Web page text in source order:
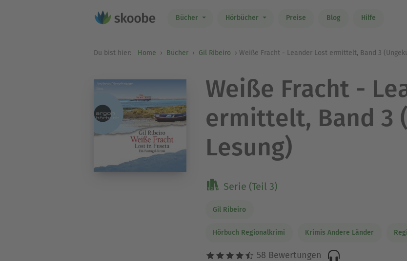
Bücher Hörbücher Preise Blog Hilfe
Du bist hier: Home Bücher Gil Ribeiro Weiße Fracht - Leander Lost ermittelt, Band 3
Weiße Fracht -
ermittelt, Band 3
Lesung)
Serie (Teil 3)
Gil Ribeiro
Hörbuch Regionalkrimi Krimis Andere Länder
58 Bewertungen